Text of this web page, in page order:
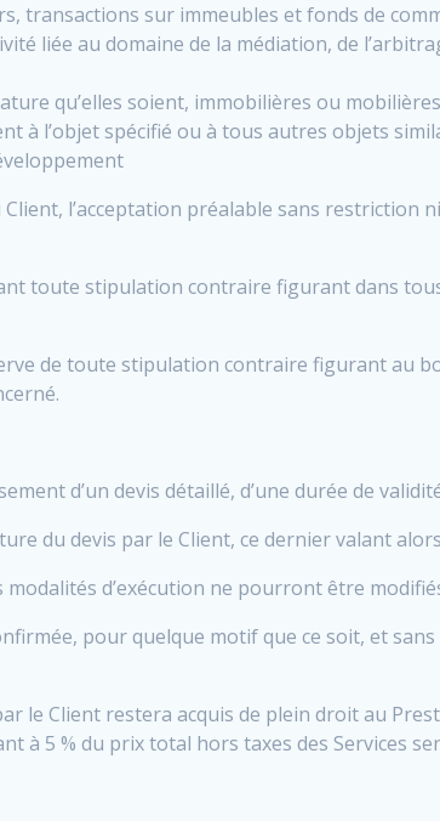
transactions sur immeubles et fonds de
liée au domaine de la médiation, de
qu’elles soient, immobilières ou
à l’objet spécifié ou à tous autres objets
l’acceptation préalable sans restriction
toute stipulation contraire figurant dans
de toute stipulation contraire figurant au
d’un devis détaillé, d’une durée de
du devis par le Client, ce dernier valant
d’exécution ne pourront être
pour quelque motif que ce soit, et
le Client restera acquis de plein droit au
à 5 % du prix total hors taxes des Services